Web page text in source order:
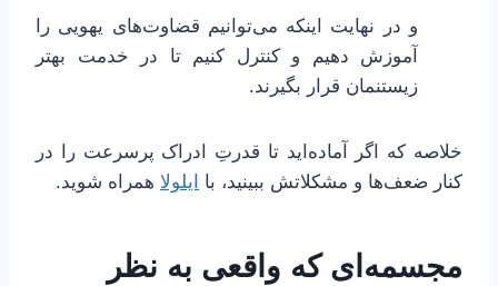
و در نهایت اینکه می‌توانیم قضاوت‌های یهویی را
آموزش دهیم و کنترل کنیم تا در خدمت بهتر
زیستنمان قرار بگیرند.
خلاصه که اگر آماده‌اید تا قدرتِ ادراک پرسرعت را در
کنار ضعف‌ها و مشکلاتش ببینید، با
ایلولا همراه شوید.
مجسمه‌ای که واقعی به نظر